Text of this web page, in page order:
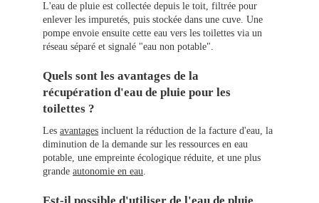
L'eau de pluie est collectée depuis le toit, filtrée pour
enlever les impuretés, puis stockée dans une cuve. Une
pompe envoie ensuite cette eau vers les toilettes via un
réseau séparé et signalé "eau non potable".
Quels sont les avantages de la
récupération d'eau de pluie pour les
toilettes ?
Les avantages incluent la réduction de la facture d'eau, la
diminution de la demande sur les ressources en eau
potable, une empreinte écologique réduite, et une plus
grande autonomie en eau.